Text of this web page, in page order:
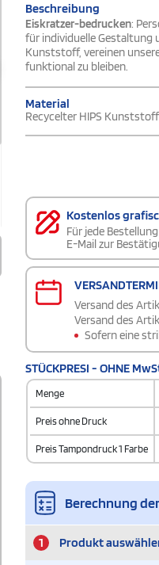
Beschreibung
Eiskratzer-bedrucken:
für individuelle Gestaltung
Kunststoff, vereinen
funktional zu bleiben.
Material
Recycelter HIPS Kunststoff
Kostenlos
Für jede
E-Mail zur
Versand des
Versand des
Sofern eine
STÜCKPRESI - OHNE
Menge
Preis ohne Druck
Preis Tampondruck 1 Farbe
Berechnung
1 Produkt